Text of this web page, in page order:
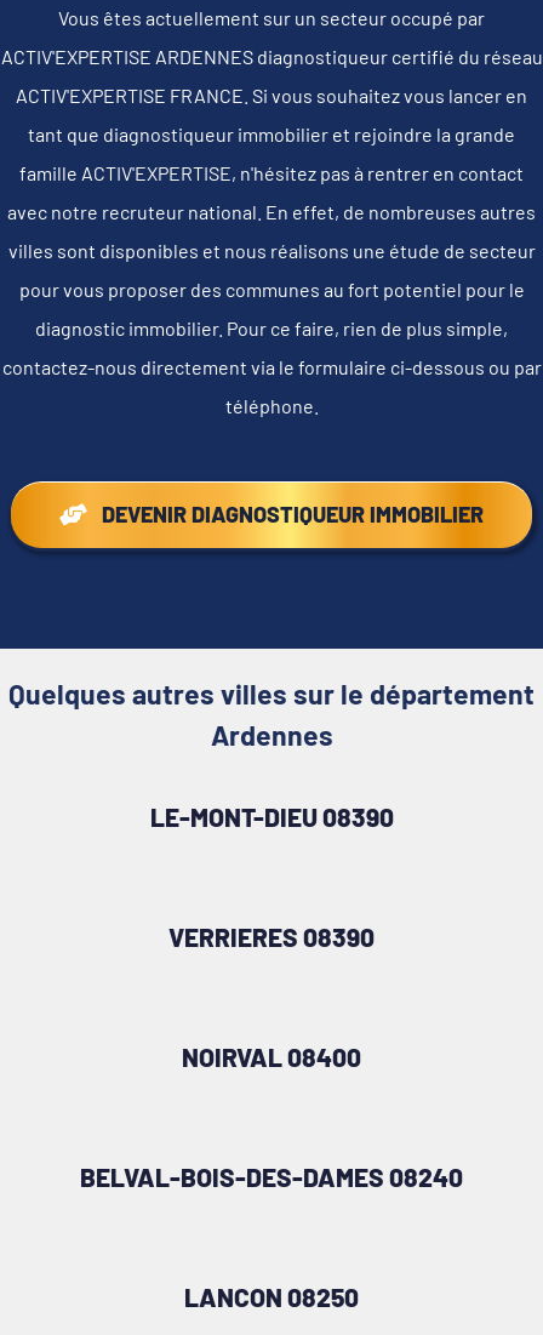
Vous êtes actuellement sur un secteur occupé par
ACTIV'EXPERTISE ARDENNES diagnostiqueur certifié du réseau
ACTIV'EXPERTISE FRANCE. Si vous souhaitez vous lancer en
tant que diagnostiqueur immobilier et rejoindre la grande
famille ACTIV'EXPERTISE, n'hésitez pas à rentrer en contact
avec notre recruteur national. En effet, de nombreuses autres
villes sont disponibles et nous réalisons une étude de secteur
pour vous proposer des communes au fort potentiel pour le
diagnostic immobilier. Pour ce faire, rien de plus simple,
contactez-nous directement via le formulaire ci-dessous ou par
téléphone.
DEVENIR DIAGNOSTIQUEUR IMMOBILIER
Quelques autres villes sur le département
Ardennes
LE-MONT-DIEU 08390
VERRIERES 08390
NOIRVAL 08400
BELVAL-BOIS-DES-DAMES 08240
LANCON 08250